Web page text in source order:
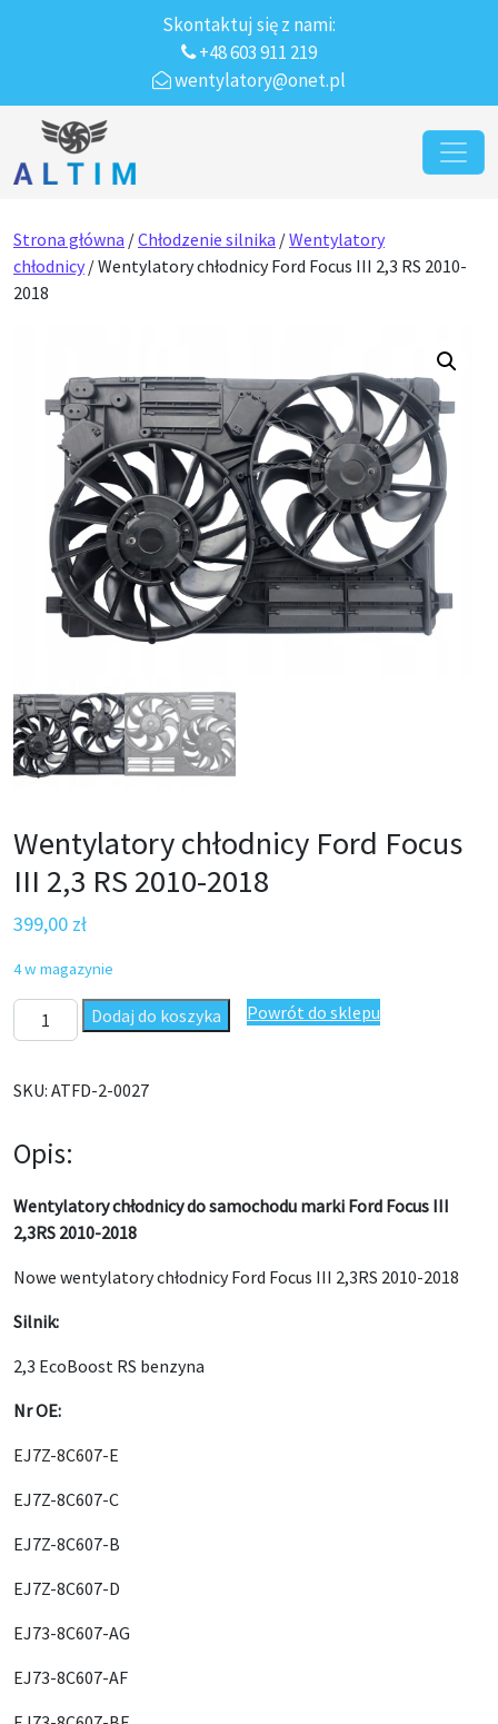
Skontaktuj się z nami:
+48 603 911 219
wentylatory@onet.pl
Przejdź do treści
Main Navigation
Strona główna /Chłodzenie silnika /Wentylatory
chłodnicy / Wentylatory chłodnicy Ford Focus III 2,3 RS 2010-
2018
Wentylatory chłodnicy Ford Focus
III 2,3 RS 2010-2018
399,00 zł
4 w magazynie
ilość Wentylatory chłodnicy Ford Focus III 2,3 RS 2010-2018
Dodaj do koszyka Powrót do sklepu
SKU: ATFD-2-0027
Opis:
Wentylatory chłodnicy do samochodu marki Ford Focus III
2,3RS 2010-2018
Nowe wentylatory chłodnicy Ford Focus III 2,3RS 2010-2018
Silnik:
2,3 EcoBoost RS benzyna
Nr OE:
EJ7Z-8C607-E
EJ7Z-8C607-C
EJ7Z-8C607-B
EJ7Z-8C607-D
EJ73-8C607-AG
EJ73-8C607-AF